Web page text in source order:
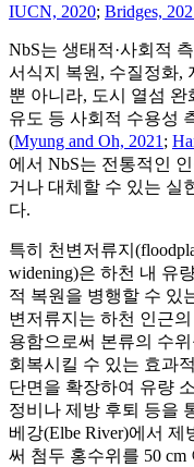
IUCN, 2020; Bridges,
NbS는 생태적·사회적
서식지 복원, 수질정화,
뿐 아니라, 도시 열섬
유도 등 사회적 수용성
(Myung and Oh, 2021 ;
에서 NbS는 전통적인
거나 대체할 수 있는 실
다.
특히 천변저류지
widening)은 하천 내 유
적 복원을 병행할 수 있
변저류지는 하천 인근
용함으로써 본류의 수
회복시킬 수 있는 효과
단면을 확장하여 유량
정비나 제방 후퇴 등을
베강(Elbe River)에서
써 첨두 홍수위를 50